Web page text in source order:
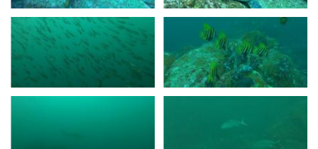
ン
グ
な
ら
ン
グ
神